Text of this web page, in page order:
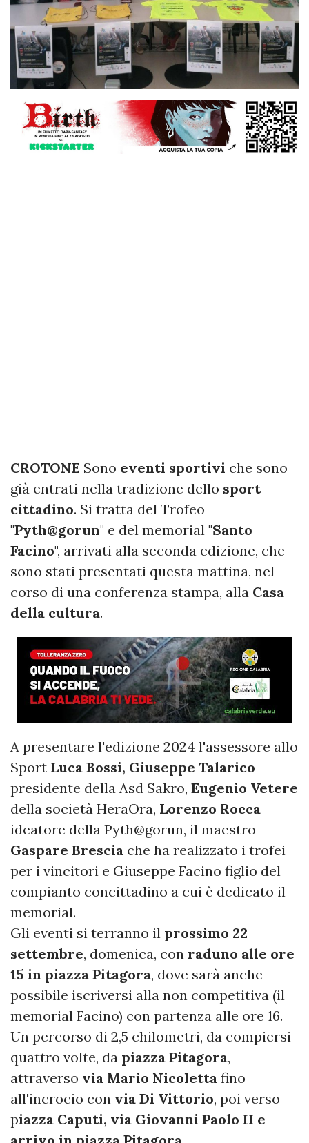
CROTONE Sono eventi sportivi che sono
già entrati nella tradizione dello sport
cittadino. Si tratta del Trofeo
"Pyth@gorun" e del memorial "Santo
Facino", arrivati alla seconda edizione, che
sono stati presentati questa mattina, nel
corso di una conferenza stampa, alla Casa
della cultura.
A presentare l'edizione 2024 l'assessore allo
Sport Luca Bossi, Giuseppe Talarico
presidente della Asd Sakro, Eugenio Vetere
della società HeraOra, Lorenzo Rocca
ideatore della Pyth@gorun, il maestro
Gaspare Brescia che ha realizzato i trofei
per i vincitori e Giuseppe Facino figlio del
compianto concittadino a cui è dedicato il
memorial.
Gli eventi si terranno il prossimo 22
settembre, domenica, con raduno alle ore
15 in piazza Pitagora, dove sarà anche
possibile iscriversi alla non competitiva (il
memorial Facino) con partenza alle ore 16.
Un percorso di 2,5 chilometri, da compiersi
quattro volte, da piazza Pitagora,
attraverso via Mario Nicoletta fino
all'incrocio con via Di Vittorio, poi verso
piazza Caputi, via Giovanni Paolo II e